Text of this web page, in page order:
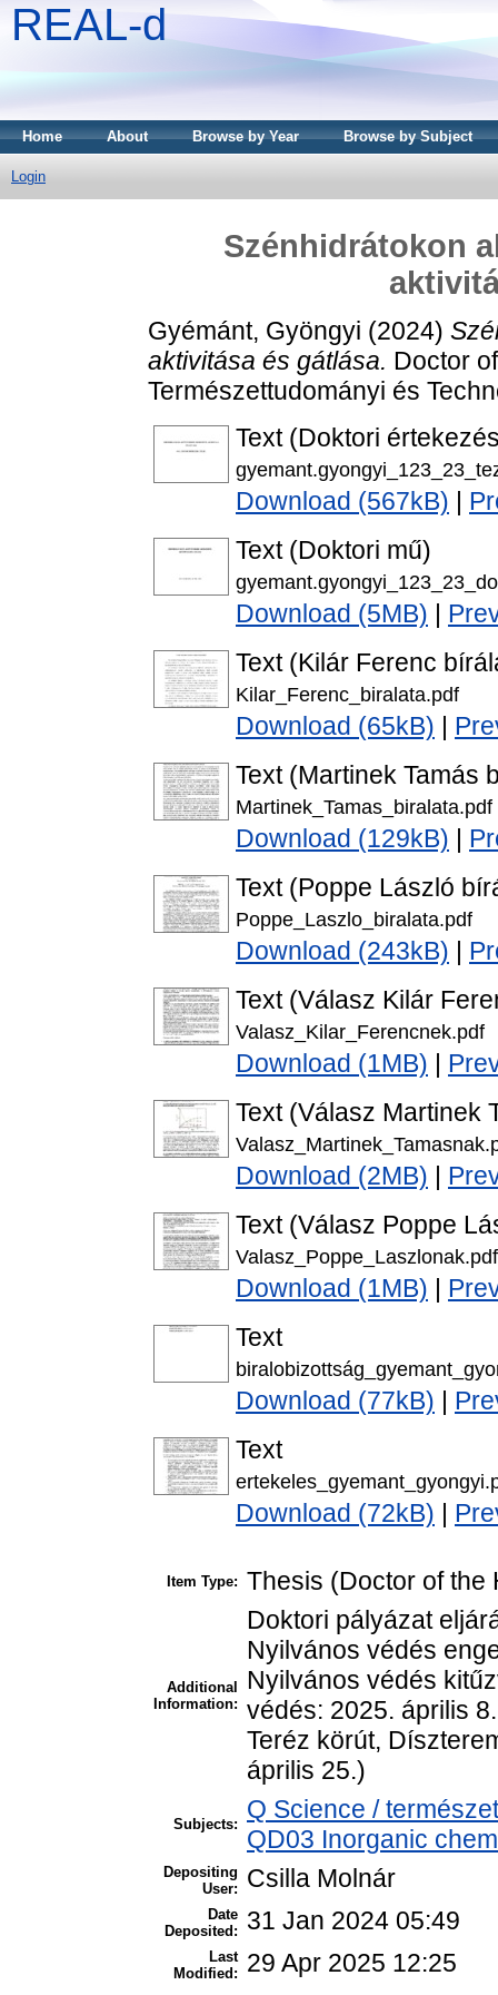
REAL-d
Home About Browse by Year Browse by Subject
Login
Szénhidrátokon
Gyémánt, Gyöngyi (2024)
aktivitása és gátlása. Doctor
Természettudományi és
Text (Doktori
Download (567kB)
Text (Doktori mű)
Download (5MB)
Text (Kilár Ferenc
Kilar_Ferenc_biralata.pdf
Download (65kB)
Text (Martinek Tamás
Martinek_Tamas_biralata.pdf
Download (129kB)
Text (Poppe László
Poppe_Laszlo_biralata.pdf
Download (243kB)
Text (Válasz Kilár
Valasz_Kilar_Ferencnek.pdf
Download (1MB)
Text (Válasz Martinek
Download (2MB)
Text (Válasz Poppe
Valasz_Poppe_Laszlonak.pdf
Download (1MB)
Text
Download (77kB)
Text
Download (72kB)
Item Type: Thesis (Doctor of the
Additional
Information:
Doktori pályázat
Nyilvános védés
Nyilvános védés
védés: 2025. április
Teréz körút,
április 25.)
Subjects:
Q Science /
QD03 Inorganic
Depositing
User:
Csilla Molnár
Date
Deposited:
31 Jan 2024 05:49
Last
Modified:
29 Apr 2025 12:25